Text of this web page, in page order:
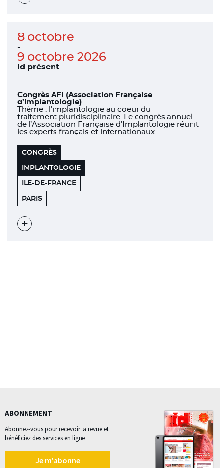
8 octobre
-
9 octobre 2026
Id présent
Congrès AFI (Association Française
d’Implantologie)
Thème : l’implantologie au coeur du
traitement pluridisciplinaire. Le congrès annuel
de l’Association Française d’Implantologie réunit
les experts français et internationaux...
CONGRÈS
IMPLANTOLOGIE
ILE-DE-FRANCE
ÉTOILE
BUSINESS
PARIS
Voir
ABONNEMENT
Abonnez-vous pour recevoir la revue et
bénéficiez des services en ligne
Je m'abonne